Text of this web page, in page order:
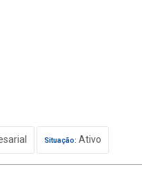
Situação: Ativo